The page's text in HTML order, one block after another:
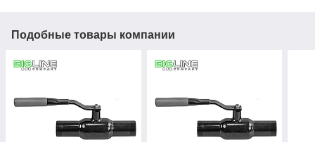
Подобные товары компании